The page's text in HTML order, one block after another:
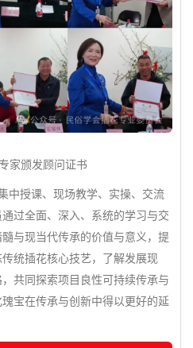
家颁发顾问证书
中授课、现场教学、实操、交流
过全面、深入、系统的学习与交
与现当代传承的价值与意义，提
统插花核心技艺，了解发展现
共同探索项目良性可持续传承与
宝在传承与创新中得以更好的延